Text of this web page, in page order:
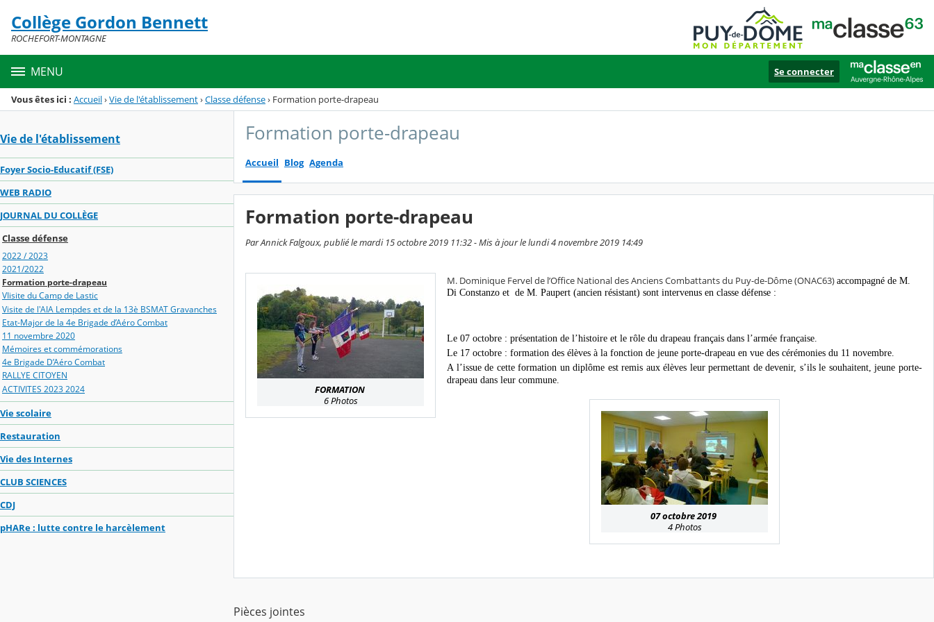
Menu de la rubrique
Contenu
Collège Gordon Bennett
ROCHEFORT-MONTAGNE
MENU Se connecter
Vous êtes ici : Accueil›Vie de l'établissement›Classe défense› Formation porte-drapeau
Vie de l'établissement
Foyer Socio-Educatif (FSE)
WEB RADIO
JOURNAL DU COLLÈGE
Classe défense
2022 / 2023
2021/2022
Formation porte-drapeau
VIisite du Camp de Lastic
Visite de l'AIA Lempdes et de la 13è BSMAT Gravanches
Etat-Major de la 4e Brigade d’Aéro Combat
11 novembre 2020
Mémoires et commémorations
4e Brigade D’Aéro Combat
RALLYE CITOYEN
ACTIVITES 2023 2024
Vie scolaire
Restauration
Vie des Internes
CLUB SCIENCES
CDJ
pHARe : lutte contre le harcèlement
Formation porte-drapeau
Accueil Blog Agenda
Formation porte-drapeau
Par Annick Falgoux, publié le mardi 15 octobre 2019 11:32 - Mis à jour le lundi 4 novembre 2019 14:49
FORMATION
6 Photos
M. Dominique Fervel de l’Office National des Anciens Combattants du Puy-de-Dôme (ONAC63) accompagné de M.
Di Constanzo et de M. Paupert (ancien résistant) sont intervenus en classe défense :
Le 07 octobre : présentation de l’histoire et le rôle du drapeau français dans l’armée française.
Le 17 octobre : formation des élèves à la fonction de jeune porte-drapeau en vue des cérémonies du 11 novembre.
A l’issue de cette formation un diplôme est remis aux élèves leur permettant de devenir, s’ils le souhaitent, jeune porte-
drapeau dans leur commune.
07 octobre 2019
4 Photos
Pièces jointes